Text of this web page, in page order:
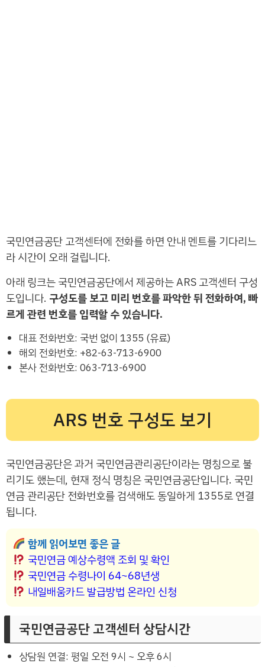
국민연금공단 고객센터에 전화를 하면 안내 멘트를 기다리느
라 시간이 오래 걸립니다.
아래 링크는 국민연금공단에서 제공하는 ARS 고객센터 구성
도입니다. 구성도를 보고 미리 번호를 파악한 뒤 전화하여, 빠
르게 관련 번호를 입력할 수 있습니다.
대표 전화번호: 국번 없이 1355 (유료)
해외 전화번호: +82-63-713-6900
본사 전화번호: 063-713-6900
ARS 번호 구성도 보기
국민연금공단은 과거 국민연금관리공단이라는 명칭으로 불
리기도 했는데, 현재 정식 명칭은 국민연금공단입니다. 국민
연금 관리공단 전화번호를 검색해도 동일하게 1355로 연결
됩니다.
함께 읽어보면 좋은 글
국민연금 예상수령액 조회 및 확인
국민연금 수령나이 64~68년생
내일배움카드 발급방법 온라인 신청
국민연금공단 고객센터 상담시간
상담원 연결: 평일 오전 9시 ~ 오후 6시